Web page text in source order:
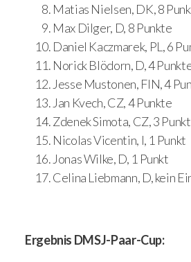
Matias Nielsen, DK, 8
Max Dilger, D, 8 Punkte
Daniel Kaczmarek, PL, 6
Norick Blödorn, D, 4
Jesse Mustonen, FIN, 4
Jan Kvech, CZ, 4 Punkte
Zdenek Simota, CZ, 3
Nicolas Vicentin, I, 1 Punkt
Jonas Wilke, D, 1 Punkt
Celina Liebmann, D, kein
Ergebnis DMSJ-Paar-Cup: